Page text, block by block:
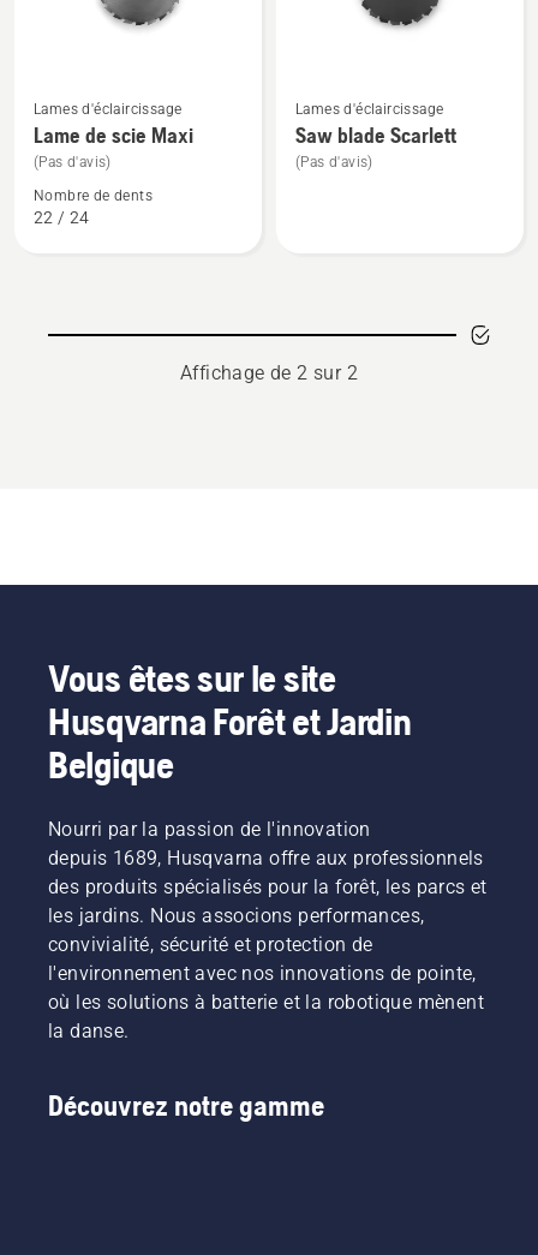
plus
de
détails
sur
Lames d'éclaircissage
Lame de scie Maxi
(Pas d'avis)
Nombre de dents
22 / 24
plus
de
détails
Lames d'éclaircissage
Saw blade Scarlett
(Pas d'avis)
Affichage de 2 sur 2
Vous êtes sur le site
Husqvarna Forêt et Jardin
Belgique
Nourri par la passion de l'innovation
depuis 1689, Husqvarna offre aux professionnels
des produits spécialisés pour la forêt, les parcs et
les jardins. Nous associons performances,
convivialité, sécurité et protection de
l'environnement avec nos innovations de pointe,
où les solutions à batterie et la robotique mènent
la danse.
Découvrez notre gamme